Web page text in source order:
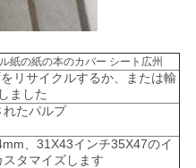
紙の紙の本のカバー シート広州
リサイクルするか、または輸
ました
れたパルプ
、31X43インチ35X47のイ
スタマイズします